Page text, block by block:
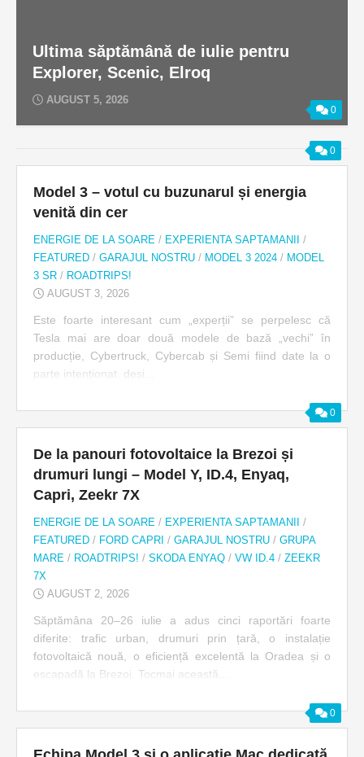
Ultima săptămână de iulie pentru
Explorer, Scenic, Elroq
AUGUST 5, 2026
0
0
Model 3 – votul cu buzunarul și energia
venită din cer
ENERGIE DE LA SOARE / EXPERIENTA SAPTAMANII
/
FEATURED / GARAJUL NOSTRU / MODEL 3 2024 / MODEL
3 SR / ROADTRIPS!
AUGUST 3, 2026
Este foarte interesant cum „experții” se perpelesc că
Tesla mai are doar două modele de bază „vechi” în
producție, Cybertruck, Cybercab și Semi fiind date la o
parte intenționat, deși...
0
De la panouri fotovoltaice la Brezoi și
drumuri lungi – Model Y, ID.4, Enyaq,
Capri, Zeekr 7X
ENERGIE DE LA SOARE / EXPERIENTA SAPTAMANII
/
FEATURED / FORD CAPRI / GARAJUL NOSTRU / GRUPA
MARE / ROADTRIPS! / SKODA ENYAQ / VW ID.4 / ZEEKR
7X
AUGUST 2, 2026
Săptămâna 20–26 iulie a adus cinci raportări foarte
diferite: trafic urban, drumuri prin țară, o instalație
fotovoltaică nouă, o eficiență excelentă la Oradea și o
escapadă la Brezoi. Tocmai această...
0